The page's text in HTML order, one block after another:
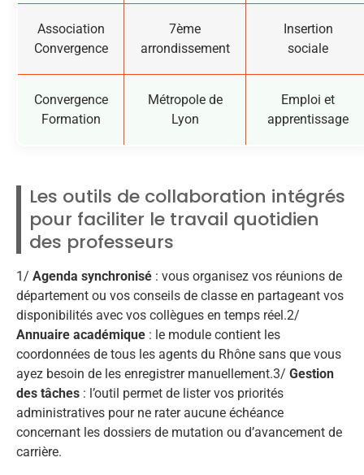
Association
Convergence
7ème
arrondissement
Insertion
sociale
Convergence
Formation
Métropole de
Lyon
Emploi et
apprentissage
Les outils de collaboration intégrés
pour faciliter le travail quotidien
des professeurs
1/ Agenda synchronisé : vous organisez vos réunions de
département ou vos conseils de classe en partageant vos
disponibilités avec vos collègues en temps réel.2/
Annuaire académique : le module contient les
coordonnées de tous les agents du Rhône sans que vous
ayez besoin de les enregistrer manuellement.3/ Gestion
des tâches : l’outil permet de lister vos priorités
administratives pour ne rater aucune échéance
concernant les dossiers de mutation ou d’avancement de
carrière.